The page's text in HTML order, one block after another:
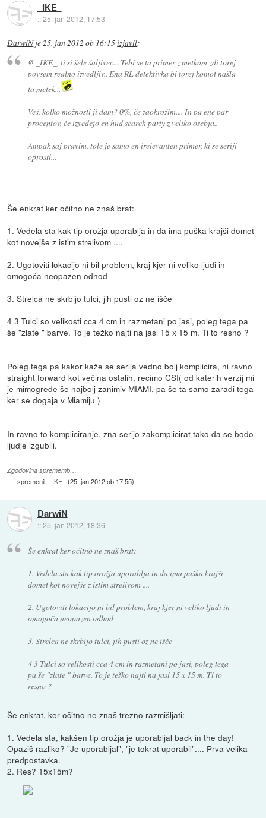
_IKE_
::25. jan 2012, 17:53
DarwiNje25. jan 2012 ob 16:15izjavil:
@_IKE_, ti si šele šaljivec... Tebi se ta primer z metkom zdi torej
povsem realno izvedljiv.. Ena RL detektivka bi torej komot našla
ta metek...
Veš, kolko možnosti ji dam? 0%, če zaokrožim.... In pa ene par
procentov, če izvedejo en hud search party z veliko osebja..
Ampak saj pravim, tole je samo en irelevanten primer, ki se seriji
oprosti...
Še enkrat ker očitno ne znaš brat:
1. Vedela sta kak tip orožja uporablja in da ima puška krajši domet
kot novejše z istim strelivom ....
2. Ugotoviti lokacijo ni bil problem, kraj kjer ni veliko ljudi in
omogoča neopazen odhod
3. Strelca ne skrbijo tulci, jih pusti oz ne išče
4 3 Tulci so velikosti cca 4 cm in razmetani po jasi, poleg tega pa
še "zlate " barve. To je težko najti na jasi 15 x 15 m. Ti to resno ?
Poleg tega pa kakor kaže se serija vedno bolj komplicira, ni ravno
straight forward kot večina ostalih, recimo CSI( od katerih verzij mi
je mimogrede še najbolj zanimiv MIAMI, pa še ta samo zaradi tega
ker se dogaja v Miamiju )
In ravno to kompliciranje, zna serijo zakomplicirat tako da se bodo
ljudje izgubili.
Zgodovina sprememb…
spremenil: _IKE_ (25. jan 2012 ob 17:55)
DarwiN
::25. jan 2012, 18:36
Še enkrat ker očitno ne znaš brat:
1. Vedela sta kak tip orožja uporablja in da ima puška krajši
domet kot novejše z istim strelivom ....
2. Ugotoviti lokacijo ni bil problem, kraj kjer ni veliko ljudi in
omogoča neopazen odhod
3. Strelca ne skrbijo tulci, jih pusti oz ne išče
4 3 Tulci so velikosti cca 4 cm in razmetani po jasi, poleg tega
pa še "zlate " barve. To je težko najti na jasi 15 x 15 m. Ti to
resno ?
Še enkrat, ker očitno ne znaš trezno razmišljati:
1. Vedela sta, kakšen tip orožja je uporabljal back in the day!
Opaziš razliko? "Je uporabljal", "je tokrat uporabil".... Prva velika
predpostavka.
2. Res? 15x15m?